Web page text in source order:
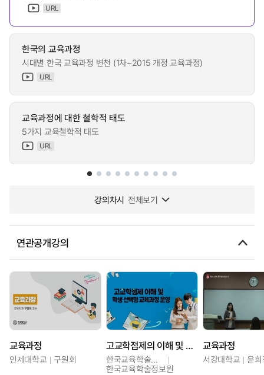
URL
한국의 교육과정
시대별 한국 교육과정 변천 (1차~2015 개정 교육과정)
URL
교육과정에 대한 철학적 태도
5가지 교육철학적 태도
URL
강의차시 전체보기
연관공개강의
교육과정
인제대학교 구원회
고교학점제의 이해 및 학생 선택형 교육과정 운영
한국교육학술정보원
한국교육학술정보원
교육과정
서강대학교 윤